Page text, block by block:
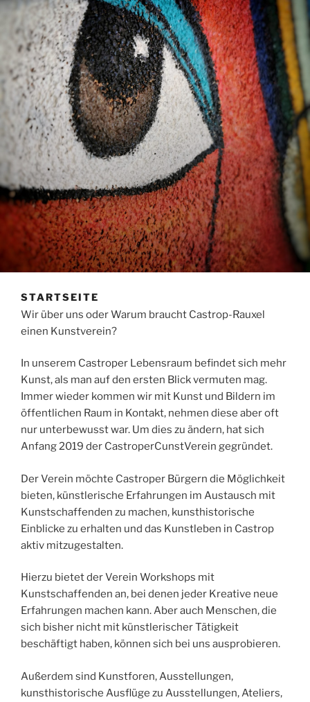
STARTSEITE
Wir über uns oder Warum braucht Castrop-Rauxel
einen Kunstverein?
In unserem Castroper Lebensraum befindet sich mehr
Kunst, als man auf den ersten Blick vermuten mag.
Immer wieder kommen wir mit Kunst und Bildern im
öffentlichen Raum in Kontakt, nehmen diese aber oft
nur unterbewusst war. Um dies zu ändern, hat sich
Anfang 2019 der CastroperCunstVerein gegründet.
Der Verein möchte Castroper Bürgern die Möglichkeit
bieten, künstlerische Erfahrungen im Austausch mit
Kunstschaffenden zu machen, kunsthistorische
Einblicke zu erhalten und das Kunstleben in Castrop
aktiv mitzugestalten.
Hierzu bietet der Verein Workshops mit
Kunstschaffenden an, bei denen jeder Kreative neue
Erfahrungen machen kann. Aber auch Menschen, die
sich bisher nicht mit künstlerischer Tätigkeit
beschäftigt haben, können sich bei uns ausprobieren.
Außerdem sind Kunstforen, Ausstellungen,
kunsthistorische Ausflüge zu Ausstellungen, Ateliers,